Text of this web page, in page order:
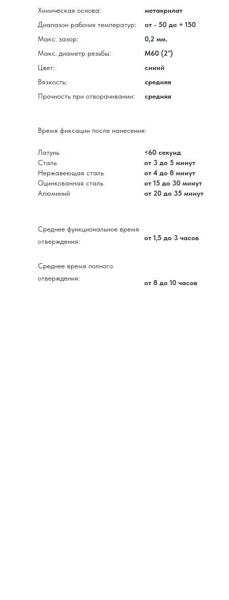
Химическая основа:
Диапазон рабочих температур:
Макс. зазор:
Макс. диаметр резьбы:
Цвет:
Вязкость:
Прочность при отворачивании:
от 1,5 до 3 часов
<60 секунд
от 3 до 5 минут
от 4 до 8 минут
от 15 до 30 минут
от 20 до 35 минут
от 8 до 10 часов
метакрилат
от - 50 до + 150
0,2 мм.
M60 (2")
синий
средняя
средняя
Среднее функциональное время
отверждения:
Среднее время полного
отверждения:
Время фиксации после нанесения:
Латунь
Сталь
Нержавеющая сталь
Оцинкованная сталь
Алюминий